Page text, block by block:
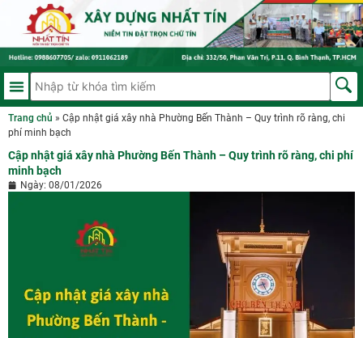
Trang chủ » Cập nhật giá xây nhà Phường Bến Thành – Quy trình rõ ràng, chi
phí minh bạch
Cập nhật giá xây nhà Phường Bến Thành – Quy trình rõ ràng, chi phí
minh bạch
Ngày: 08/01/2026